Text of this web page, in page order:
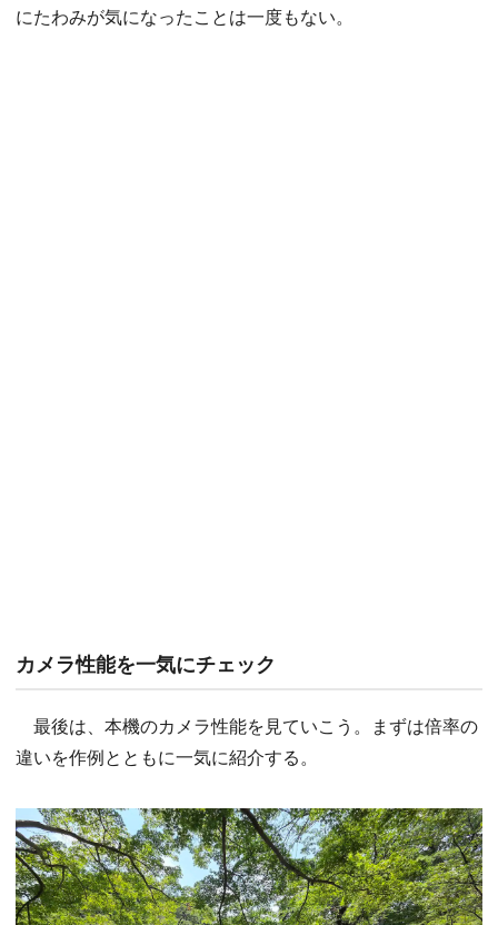
にたわみが気になったことは一度もない。
カメラ性能を一気にチェック
最後は、本機のカメラ性能を見ていこう。まずは倍率の
違いを作例とともに一気に紹介する。